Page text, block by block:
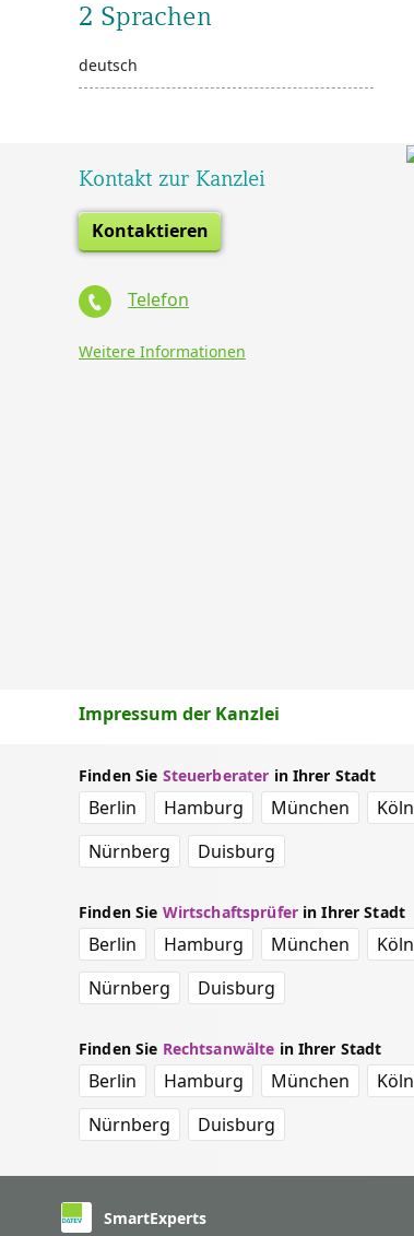
2 Sprachen
deutsch
Kontakt zur Kanzlei
Kontaktieren
Telefon
Weitere Informationen
Impressum der Kanzlei
Finden Sie Steuerberater in Ihrer Stadt
Berlin Hamburg München Köln
Nürnberg
Duisburg
Finden Sie Wirtschaftsprüferin Ihrer Stadt
Berlin Hamburg München Köln
Nürnberg
Duisburg
Finden Sie Rechtsanwälte in Ihrer Stadt
Berlin Hamburg München Köln
Nürnberg
Duisburg
SmartExperts